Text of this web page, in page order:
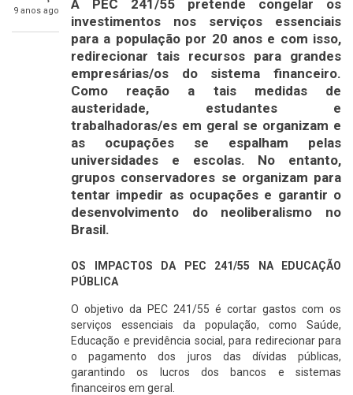
9 anos ago
A PEC 241/55 pretende congelar os
investimentos nos serviços essenciais
para a população por 20 anos e com isso,
redirecionar tais recursos para grandes
empresárias/os do sistema financeiro.
Como reação a tais medidas de
austeridade, estudantes e
trabalhadoras/es em geral se organizam e
as ocupações se espalham pelas
universidades e escolas. No entanto,
grupos conservadores se organizam para
tentar impedir as ocupações e garantir o
desenvolvimento do neoliberalismo no
Brasil.
OS IMPACTOS DA PEC 241/55 NA EDUCAÇÃO
PÚBLICA
O objetivo da PEC 241/55 é cortar gastos com os
serviços essenciais da população, como Saúde,
Educação e previdência social, para redirecionar para
o pagamento dos juros das dívidas públicas,
garantindo os lucros dos bancos e sistemas
financeiros em geral.